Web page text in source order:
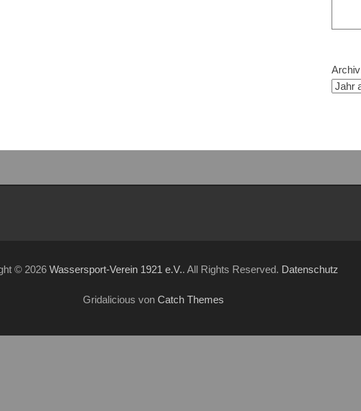
Archiv
© 2026 Wassersport-Verein 1921 e.V.. All Rights Reserved. Datenschutz
Gridalicious von Catch Themes